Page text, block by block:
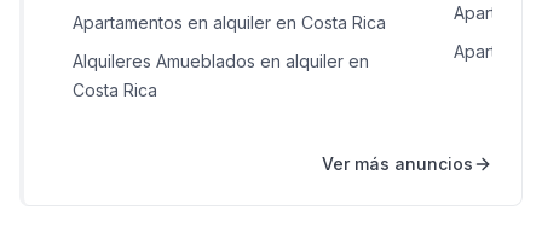
Apartamentos en alquiler en Costa Rica
Alquileres Amueblados en alquiler en
Costa Rica
Ver más anuncios